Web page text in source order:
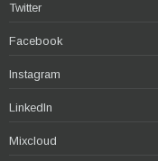
Twitter
Facebook
Instagram
LinkedIn
Mixcloud